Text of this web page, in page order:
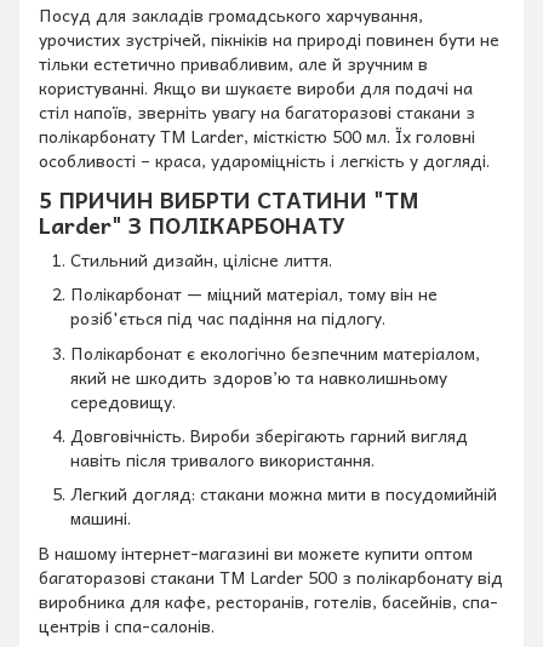
Посуд для закладів громадського харчування,
урочистих зустрічей, пікніків на природі повинен бути не
тільки естетично привабливим, але й зручним в
користуванні. Якщо ви шукаєте вироби для подачі на
стіл напоїв, зверніть увагу на багаторазові стакани з
полікарбонату TM Larder, місткістю 500 мл. Їх головні
особливості – краса, удароміцність і легкість у догляді.
5 ПРИЧИН ВИБРТИ СТАТИНИ "TM
Larder" З ПОЛІКАРБОНАТУ
Стильний дизайн, цілісне лиття.
Полікарбонат — міцний матеріал, тому він не
розіб'ється під час падіння на підлогу.
Полікарбонат є екологічно безпечним матеріалом,
який не шкодить здоров’ю та навколишньому
середовищу.
Довговічність. Вироби зберігають гарний вигляд
навіть після тривалого використання.
Легкий догляд: стакани можна мити в посудомийній
машині.
В нашому інтернет-магазині ви можете купити оптом
багаторазові стакани TM Larder 500 з полікарбонату від
виробника для кафе, ресторанів, готелів, басейнів, спа-
центрів і спа-салонів.